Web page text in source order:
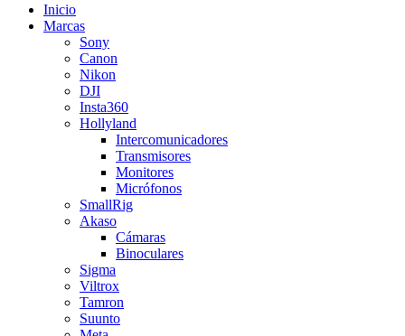
Inicio
Marcas
Sony
Canon
Nikon
DJI
Insta360
Hollyland
Intercomunicadores
Transmisores
Monitores
Micrófonos
SmallRig
Akaso
Cámaras
Binoculares
Sigma
Viltrox
Tamron
Suunto